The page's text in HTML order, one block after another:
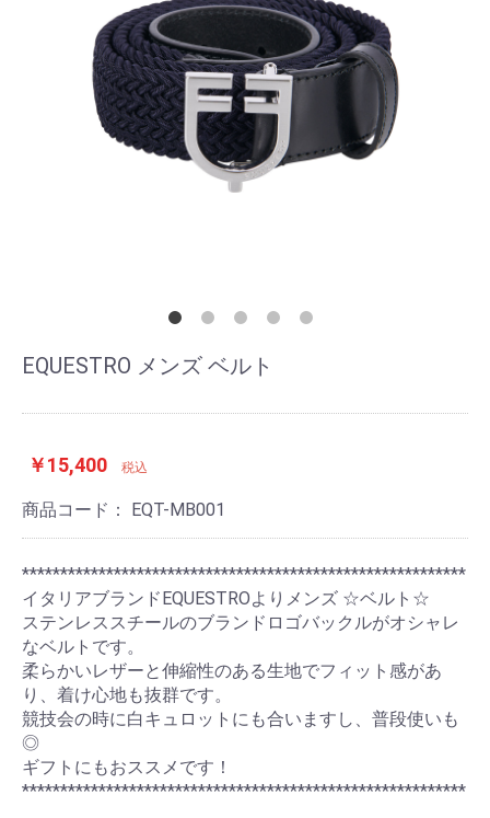
EQUESTRO メンズ ベルト
￥15,400 税込
商品コード： EQT-MB001
**********************************************************
イタリアブランドEQUESTROよりメンズ ☆ベルト☆
ステンレススチールのブランドロゴバックルがオシャレ
なベルトです。
柔らかいレザーと伸縮性のある生地でフィット感があ
り、着け心地も抜群です。
競技会の時に白キュロットにも合いますし、普段使いも
◎
ギフトにもおススメです！
**********************************************************